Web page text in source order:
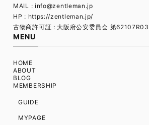
MAIL : info@zentleman.jp
HP : https://zentleman.jp/
古物商許可証 : 大阪府公安委員会 第
MENU
HOME
ABOUT
BLOG
MEMBERSHIP
GUIDE
MYPAGE